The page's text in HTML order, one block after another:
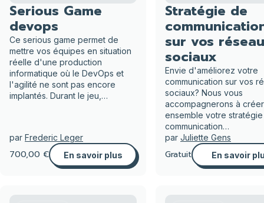
Serious Game
devops
Ce serious game permet de
mettre vos équipes en situation
réelle d'une production
informatique où le DevOps et
l'agilité ne sont pas encore
implantés. Durant le jeu,…
par Frederic Leger
700,00 € En savoir plus
Stratégie de
sur vos
sociaux
Envie d'améliorez votre
communication sur vos
sociaux? Nous vous
accompagnerons à créer
ensemble votre
communication…
par Juliette Gens
Gratuit En savoir